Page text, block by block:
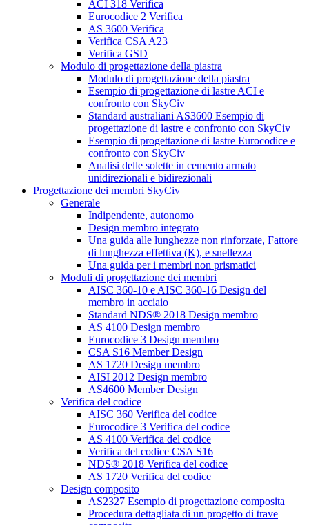
ACI 318 Verifica
Eurocodice 2 Verifica
AS 3600 Verifica
Verifica CSA A23
Verifica GSD
Modulo di progettazione della piastra
Modulo di progettazione della piastra
Esempio di progettazione di lastre ACI e
confronto con SkyCiv
Standard australiani AS3600 Esempio di
progettazione di lastre e confronto con SkyCiv
Esempio di progettazione di lastre Eurocodice e
confronto con SkyCiv
Analisi delle solette in cemento armato
unidirezionali e bidirezionali
Progettazione dei membri SkyCiv
Generale
Indipendente, autonomo
Design membro integrato
Una guida alle lunghezze non rinforzate, Fattore
di lunghezza effettiva (K), e snellezza
Una guida per i membri non prismatici
Moduli di progettazione dei membri
AISC 360-10 e AISC 360-16 Design del
membro in acciaio
Standard NDS® 2018 Design membro
AS 4100 Design membro
Eurocodice 3 Design membro
CSA S16 Member Design
AS 1720 Design membro
AISI 2012 Design membro
AS4600 Member Design
Verifica del codice
AISC 360 Verifica del codice
Eurocodice 3 Verifica del codice
AS 4100 Verifica del codice
Verifica del codice CSA S16
NDS® 2018 Verifica del codice
AS 1720 Verifica del codice
Design composito
AS2327 Esempio di progettazione composita
Procedura dettagliata di un progetto di trave